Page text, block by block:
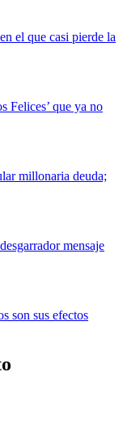
el que casi pierde la
Felices’ que ya no
millonaria deuda;
mensaje
son sus efectos